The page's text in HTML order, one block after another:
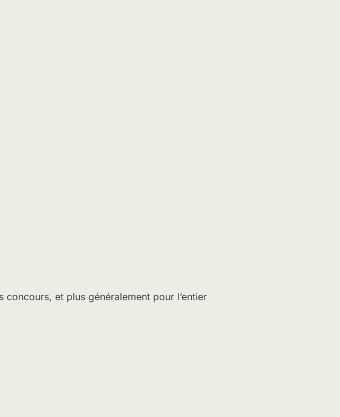
et plus généralement pour l’entier